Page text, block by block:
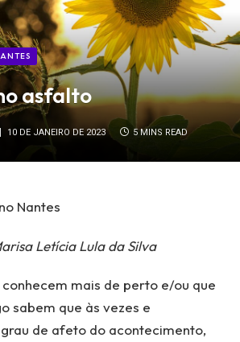
asfalto
10 DE JANEIRO DE 2023 5 MINS READ
Nantes
Letícia Lula da Silva
mais de perto e/ou que
sabem que às vezes e
de afeto do acontecimento,